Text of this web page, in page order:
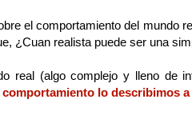
el comportamiento del mundo
¿Cuan realista puede ser una
real (algo complejo y lleno de
lo describimos